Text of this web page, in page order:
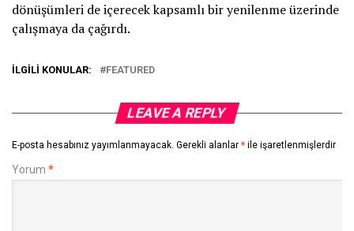
dönüşümleri de içerecek kapsamlı bir yenilenme üzerinde
çalışmaya da çağırdı.
İLGILI KONULAR: FEATURED
LEAVE A REPLY
E-posta hesabınız yayımlanmayacak. Gerekli alanlar * ile işaretlenmişlerdir
Yorum *